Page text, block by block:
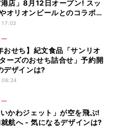
店」8月12日オープン! スッ
オリオンビールとのコラボ商
おせち】紀文食品「サンリオ
ーズのおせち詰合せ」予約開
デザインは?
06:24
かわジェット」が空を飛ぶ!
航へ - 気になるデザインは?